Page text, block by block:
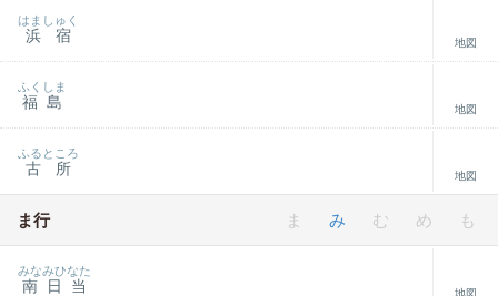
浜宿
はましゅく
地図
福島
ふくしま
地図
古所
ふるところ
地図
ま行 ま み む め も
南日当
みなみひなた
地図